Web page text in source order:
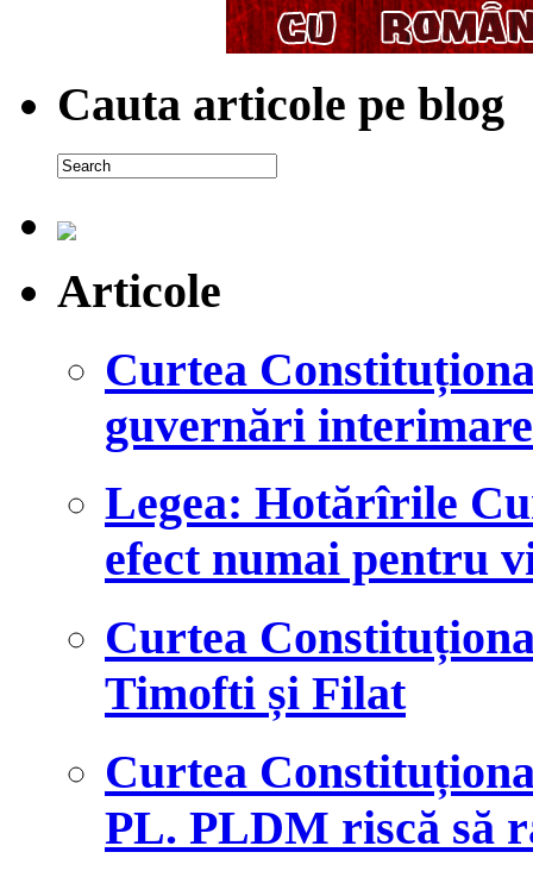
Cauta articole pe blog
Articole
Curtea
guvernări interimare
Legea: Hotărîrile
efect numai pentru
Curtea
Timofti și Filat
Curtea
PL. PLDM riscă să